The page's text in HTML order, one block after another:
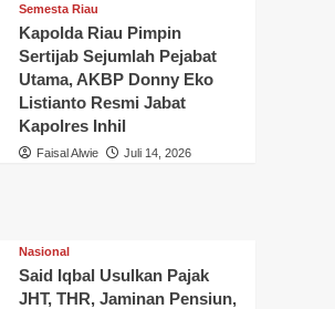
Semesta Riau
Kapolda Riau Pimpin
Sertijab Sejumlah Pejabat
Utama, AKBP Donny Eko
Listianto Resmi Jabat
Kapolres Inhil
Faisal Alwie Juli 14, 2026
Nasional
Said Iqbal Usulkan Pajak
JHT, THR, Jaminan Pensiun,